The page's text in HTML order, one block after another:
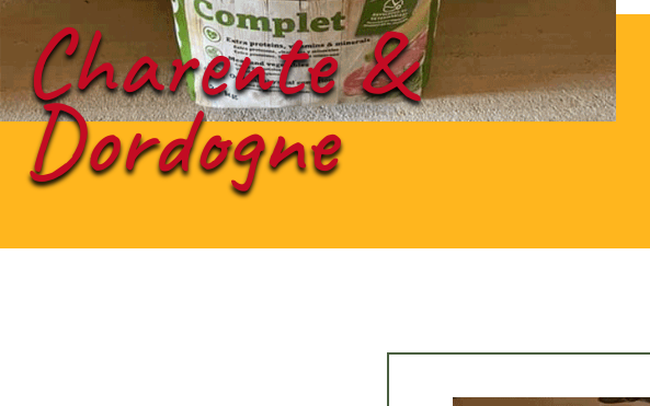
Charente &
Dordogne